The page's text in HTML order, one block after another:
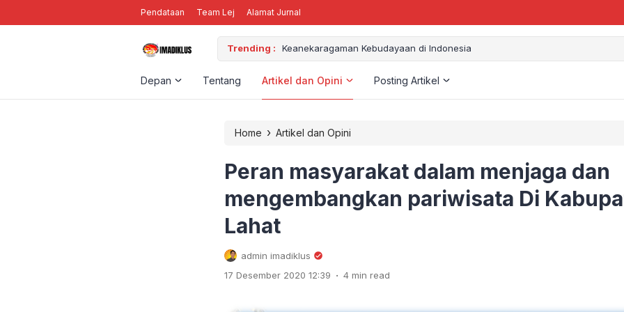
Pendataan Team Lej Alamat Jurnal
Trending : Keanekaragaman Kebudayaan di Indonesia
Depan Tentang Artikel dan Opini Posting Artikel
Home › Artikel dan Opini
Peran masyarakat dalam menjaga dan
mengembangkan pariwisata Di
Lahat
admin imadiklus
17 Desember 2020 12:39 . 4 min read